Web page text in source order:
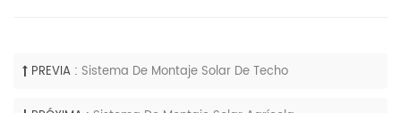
PREVIA : Sistema De Montaje Solar De Techo